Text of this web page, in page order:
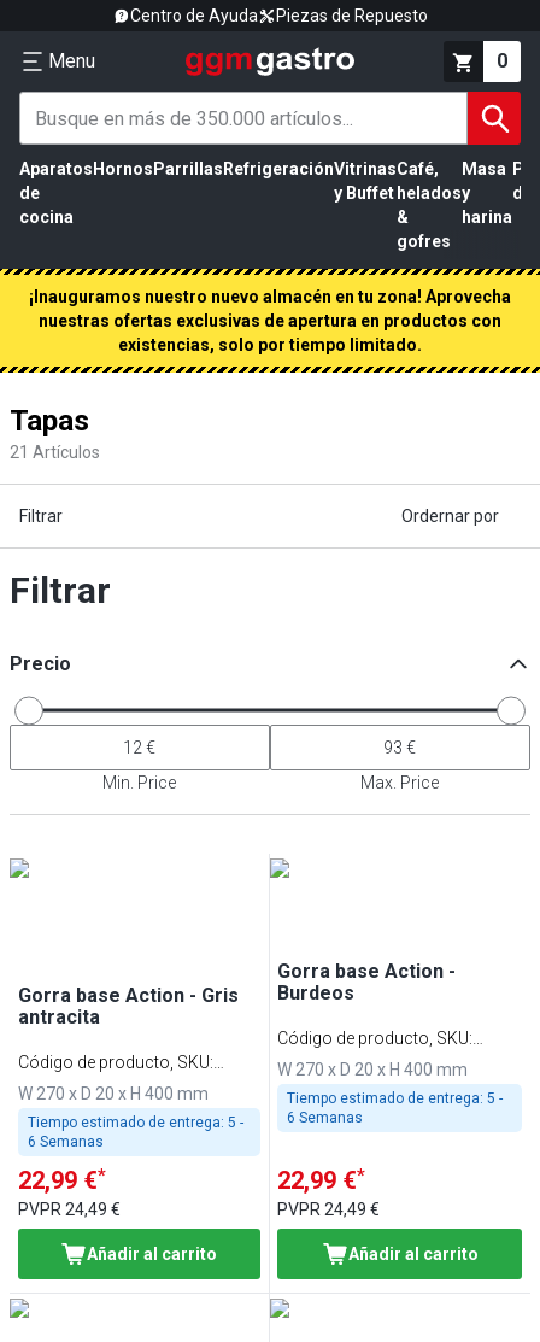
Centro de Ayuda Piezas de Repuesto
Menu 0
Aparatos
de
cocina
Hornos Parrillas RefrigeraciónVitrinas
y Buffet
Café,
helados
&
gofres
Masa
y
harina
de
¡Inauguramos nuestro nuevo almacén en tu zona! Aprovecha
nuestras ofertas exclusivas de apertura en productos con
existencias, solo por tiempo limitado.
Tapas
21 Artículos
Filtrar Ordernar por
Filtrar
Precio
Min. Price Max. Price
Gorra base Action - Gris
antracita
Código de producto, SKU:
BCAAK5
W 270 x D 20 x H 400 mm
Tiempo estimado de entrega: 5 -
6 Semanas
22,99 €*
PVPR 24,49 €
Añadir al carrito
Gorra base Action -
Burdeos
Código de producto, SKU:
BCABK
W 270 x D 20 x H 400 mm
Tiempo estimado de entrega: 5 -
6 Semanas
22,99 €*
PVPR24,49 €
Añadir al carrito